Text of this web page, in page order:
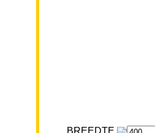
BREEDTE